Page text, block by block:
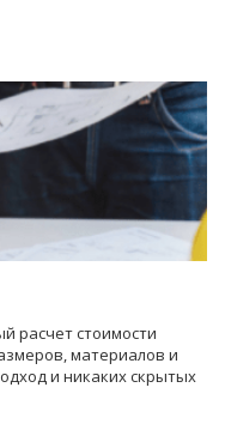
расчет стоимости
материалов и
и никаких скрытых